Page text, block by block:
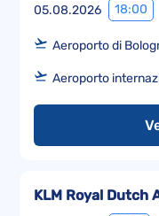
05.08.2026 18:00
Aeroporto di
Aeroporto
KLM Royal Dutch